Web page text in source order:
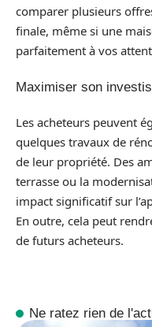
comparer plusieurs
finale, même si une
parfaitement à vos
Maximiser son
Les acheteurs peuvent
quelques travaux de
de leur propriété. Des
terrasse ou la
impact significatif sur
En outre, cela peut
de futurs acheteurs.
Ne ratez rien de